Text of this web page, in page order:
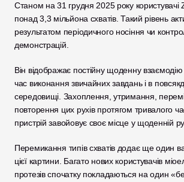
Станом на 31 грудня 2025 року користувачі
понад 3,3 мільйона схватів. Такий рівень
результатом періодичного носіння чи
демонстрацій.
Він відображає постійну щоденну
час виконання звичайних завдань і в
середовищі. Захоплення, утримання,
повторення цих рухів протягом тривалого
пристрій завойовує своє місце у щоденній
Перемикання типів схватів додає ще один
цієї картини. Багато нових користувачів
протезів спочатку покладаються на один